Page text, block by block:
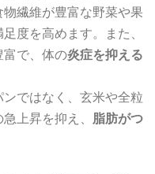
物繊維が豊富な野菜や果
度を高めます。また、
で、体の炎症を抑える
ンではなく、玄米や全粒
上昇を抑え、 脂肪がつ